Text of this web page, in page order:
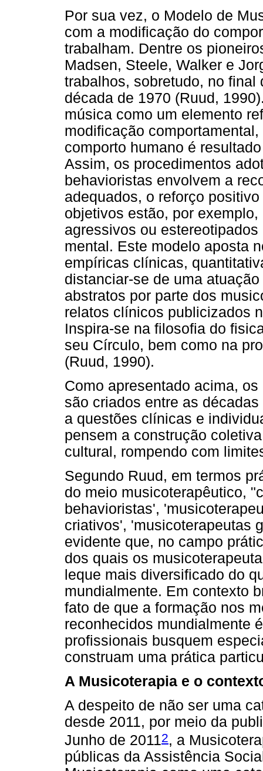
Por sua vez, o Modelo de
com a modificação do
trabalham. Dentre os
Madsen, Steele, Walker e
trabalhos, sobretudo, no
década de 1970 (Ruud,
música como um elemento
modificação
comporto humano é
Assim, os procedimentos
behavioristas envolvem a
adequados, o reforço
objetivos estão, por
agressivos ou
mental. Este modelo aposta
empíricas clínicas,
distanciar-se de uma
abstratos por parte dos
relatos clínicos publicizados
Inspira-se na filosofia do
seu Círculo, bem como na
(Ruud, 1990).
Como apresentado acima,
são criados entre as
a questões clínicas e
pensem a construção
cultural, rompendo com
Segundo Ruud, em termos
do meio musicoterapêutico,
behavioristas',
criativos', 'musicoterapeutas
evidente que, no campo
dos quais os
leque mais diversificado do
mundialmente. Em contexto
fato de que a formação nos
reconhecidos mundialmente
profissionais busquem
construam uma prática
A Musicoterapia e o
A despeito de não ser uma
desde 2011, por meio da
Junho de 20112, a
públicas da Assistência